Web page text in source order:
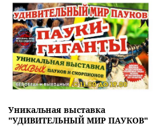
Уникальная выставка
"УДИВИТЕЛЬНЫЙ МИР ПАУКОВ"